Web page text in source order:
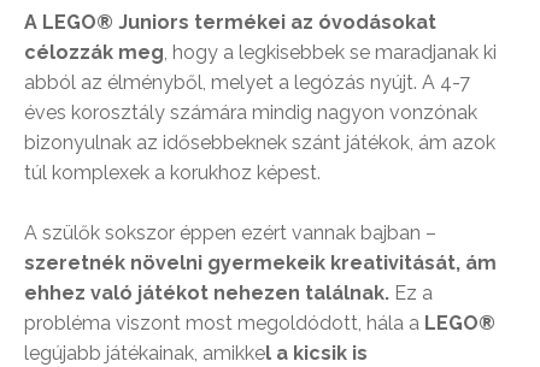
A LEGO® Juniors termékei az óvodásokat
célozzák meg, hogy a legkisebbek se maradjanak ki
abból az élményből, melyet a legózás nyújt. A 4-7
éves korosztály számára mindig nagyon vonzónak
bizonyulnak az idősebbeknek szánt játékok, ám azok
túl komplexek a korukhoz képest.
A szülők sokszor éppen ezért vannak bajban –
szeretnék növelni gyermekeik kreativitását, ám
ehhez való játékot nehezen találnak. Ez a
probléma viszont most megoldódott, hála a LEGO®
legújabb játékainak, amikkel a kicsik is